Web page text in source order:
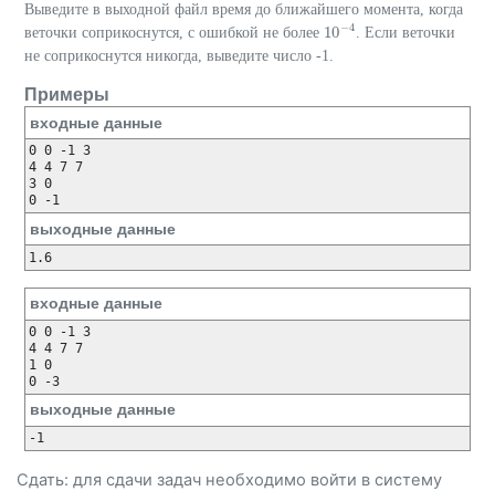
Выведите в выходной файл время до ближайшего момента, когда
веточки соприкоснутся, с ошибкой не более 10−4
10−4. Если веточки
не соприкоснутся никогда, выведите число -1.
Примеры
входные данные
0 0 -1 3
4 4 7 7
3 0
выходные данные
входные данные
0 0 -1 3
4 4 7 7
1 0
выходные данные
Сдать: для сдачи задач необходимо войти в систему